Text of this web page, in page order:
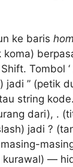
ke baris
koma)
Tombol
jadi ” (petik
string
dari), .
jadi ?
kurawal) —